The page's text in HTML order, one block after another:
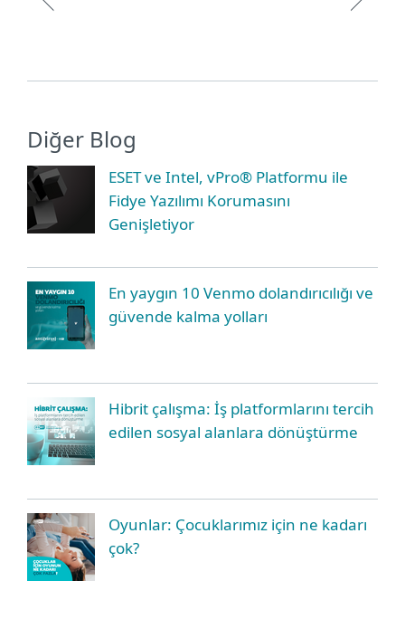
Diğer Blog
ESET ve Intel, vPro® Platformu ile
Fidye Yazılımı Korumasını
Genişletiyor
En yaygın 10 Venmo dolandırıcılığı ve
güvende kalma yolları
Hibrit çalışma: İş platformlarını tercih
edilen sosyal alanlara dönüştürme
Oyunlar: Çocuklarımız için ne kadarı
çok?